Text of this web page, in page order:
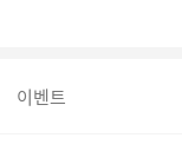
이벤트